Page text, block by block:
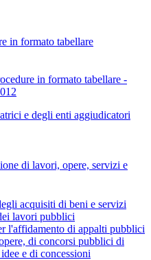
in formato tabellare
in formato tabellare -
e degli enti aggiudicatori
di lavori, opere, servizi e
acquisiti di beni e servizi
lavori pubblici
l'affidamento di appalti pubblici
di concorsi pubblici di
e di concessioni